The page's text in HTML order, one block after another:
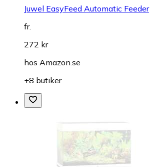
Juwel EasyFeed Automatic Feeder
fr.
272 kr
hos Amazon.se
+8 butiker